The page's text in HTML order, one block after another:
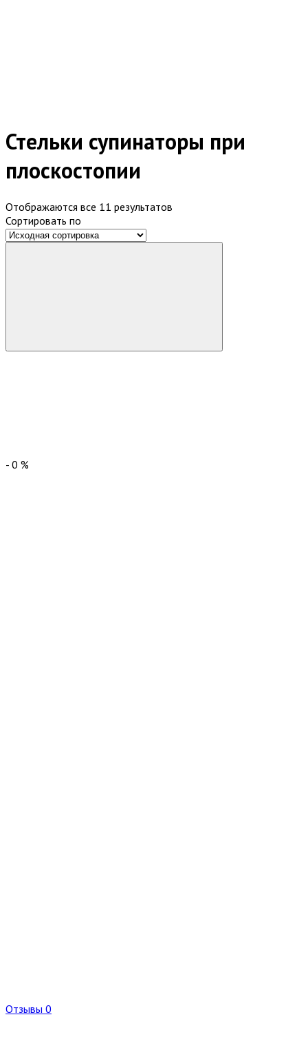
Стельки супинаторы при
плоскостопии
Отображаются все 11 результатов
Сортировать по
- 0 %
Отзывы 0